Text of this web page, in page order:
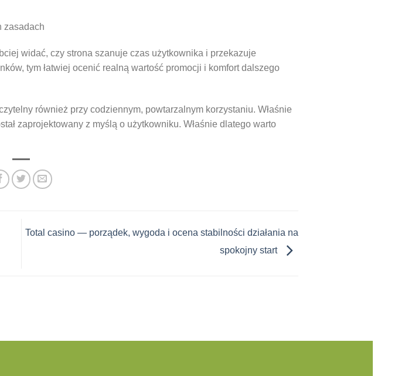
zasadach
widać, czy strona szanuje czas użytkownika i przekazuje
tym łatwiej ocenić realną wartość promocji i komfort dalszego
również przy codziennym, powtarzalnym korzystaniu. Właśnie
zaprojektowany z myślą o użytkowniku. Właśnie dlatego warto
Total casino — porządek, wygoda i ocena stabilności działania na
spokojny start